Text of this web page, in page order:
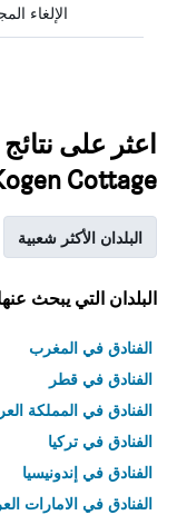
الإلغاء
Cottage
البلدان الأكثر شعبية
البلدان التي يبحث
الفنادق في المغرب
الفنادق في قطر
الفنادق في المملكة
الفنادق في تركيا
الفنادق في إندونيسيا
الفنادق في الامارات